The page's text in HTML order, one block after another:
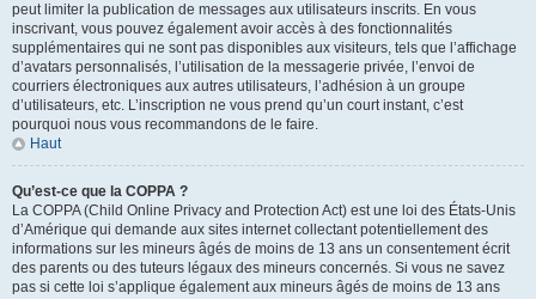
peut limiter la publication de messages aux utilisateurs inscrits. En vous
inscrivant, vous pouvez également avoir accès à des fonctionnalités
supplémentaires qui ne sont pas disponibles aux visiteurs, tels que l’affichage
d’avatars personnalisés, l’utilisation de la messagerie privée, l’envoi de
courriers électroniques aux autres utilisateurs, l’adhésion à un groupe
d’utilisateurs, etc. L’inscription ne vous prend qu’un court instant, c’est
pourquoi nous vous recommandons de le faire.
Haut
Qu’est-ce que la COPPA ?
La COPPA (Child Online Privacy and Protection Act) est une loi des États-Unis
d’Amérique qui demande aux sites internet collectant potentiellement des
informations sur les mineurs âgés de moins de 13 ans un consentement écrit
des parents ou des tuteurs légaux des mineurs concernés. Si vous ne savez
pas si cette loi s’applique également aux mineurs âgés de moins de 13 ans